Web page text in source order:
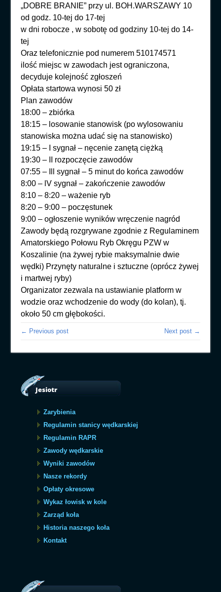
„DOBRE BRANIE” przy ul. BOH.WARSZAWY 10
od godz. 10-tej do 17-tej
w dni robocze , w sobotę od godziny 10-tej do 14-
tej
Oraz telefonicznie pod numerem 510174571
ilość miejsc w zawodach jest ograniczona,
decyduje kolejność zgłoszeń
Opłata startowa wynosi 50 zł
Plan zawodów
18:00 – zbiórka
18:15 – losowanie stanowisk (po wylosowaniu
stanowiska można udać się na stanowisko)
19:15 – I sygnał – nęcenie zanętą ciężką
19:30 – II rozpoczęcie zawodów
07:55 – Ill sygnał – 5 minut do końca zawodów
8:00 – lV sygnał – zakończenie zawodów
8:10 – 8:20 – ważenie ryb
8:20 – 9:00 – poczęstunek
9:00 – ogłoszenie wyników wręczenie nagród
Zawody będą rozgrywane zgodnie z Regulaminem
Amatorskiego Połowu Ryb Okręgu PZW w
Koszalinie (na żywej rybie maksymalnie dwie
wędki) Przynęty naturalne i sztuczne (oprócz żywej
i martwej ryby)
Organizator zezwala na ustawianie platform w
wodzie oraz wchodzenie do wody (do kolan), tj.
około 50 cm głębokości.
← Previous post Next post →
Jesiotr
Zarybienia
Regulamin stanicy wędkarskiej
Regulamin RAPR
Zawody wędkarskie
Wyniki zawodów
Nasze rekordy
Opłaty okresowe
Wykaz łowisk w kole
Zarząd koła
Historia naszego koła
Kontakt